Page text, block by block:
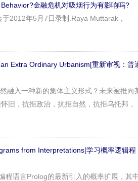
金融危机对吸烟行为有影响吗?
2012年5月7日录制.Raya Muttarak，
Extra Ordinary Urbanism[重新审视：普
融入一种新的集体主义形式？未来被推向
旧，抗拒政治，抗拒自然，抗拒乌托邦，
from Interpretations[学习概率逻辑程
程语言Prolog的最新引入的概率扩展，其